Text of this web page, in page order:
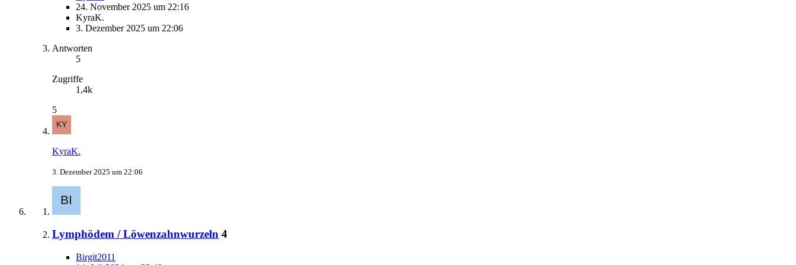
24. November 2025 um 22:16
KyraK.
3. Dezember 2025 um 22:06
Antworten
5
Zugriffe
1,4k
5
KyraK.
3. Dezember 2025 um 22:06
Lymphödem / Löwenzahnwurzeln 4
Birgit2011